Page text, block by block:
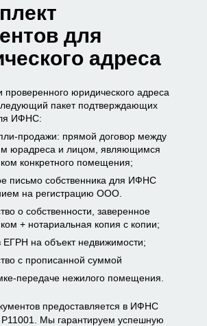
для
адреса
проверенного юридического адреса
пакет подтверждающих
ИФНС:
продажи: прямой договор между
юрадреса и лицом, являющимся
конкретного помещения;
письмо собственника для ИФНС
на регистрацию ООО.
о собственности, заверенное
+ нотариальная копия с копии;
ЕГРН на объект недвижимости;
с прописанной суммой
передаче нежилого помещения.
предоставляется в ИФНС
Мы гарантируем успешную